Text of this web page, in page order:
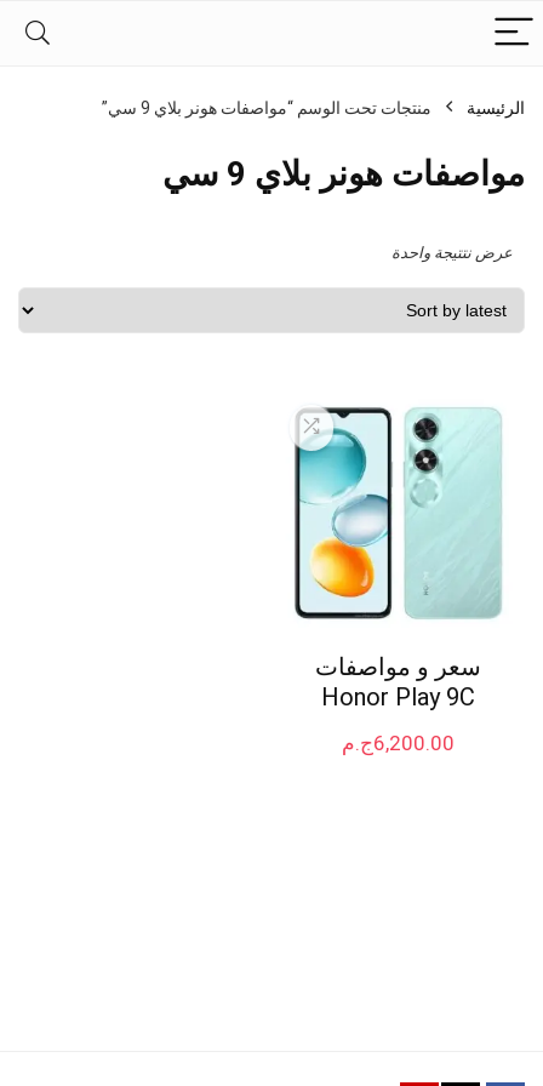
الرئيسية منتجات تحت الوسم “مواصفات هونر بلاي 9 سي”
مواصفات هونر بلاي 9 سي
عرض نتتيجة واحدة
سعر و مواصفات
Honor Play 9C
ج.م6,200.00